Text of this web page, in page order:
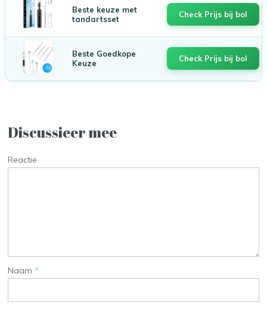
Beste keuze met
tandartsset
Check Prijs bij bol
Beste Goedkope
Keuze
Check Prijs bij bol
Discussieer mee
Reactie
Naam *